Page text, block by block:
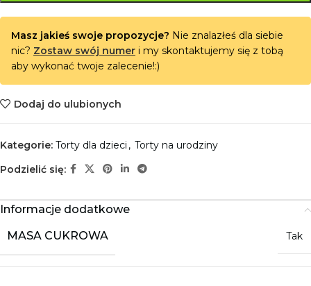
Masz jakieś swoje propozycje? Nie znalazłeś dla siebie
nic? Zostaw swój numer i my skontaktujemy się z tobą
aby wykonać twoje zalecenie!:)
Dodaj do ulubionych
Kategorie: Torty dla dzieci , Torty na urodziny
Podzielić się:
Informacje dodatkowe
MASA CUKROWA
Tak